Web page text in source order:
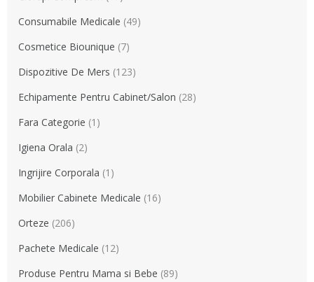
Consumabile Medicale (49)
Cosmetice Biounique (7)
Dispozitive De Mers (123)
Echipamente Pentru Cabinet/Salon (28)
Fara Categorie (1)
Igiena Orala (2)
Ingrijire Corporala (1)
Mobilier Cabinete Medicale (16)
Orteze (206)
Pachete Medicale (12)
Produse Pentru Mama si Bebe (89)